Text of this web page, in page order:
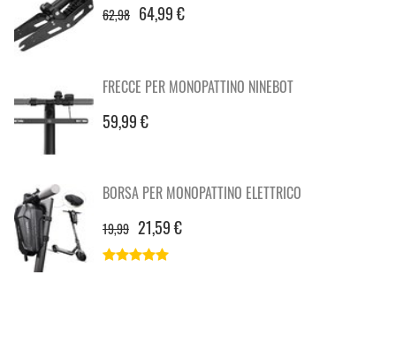
62,98 64,99 €
FRECCE PER MONOPATTINO NINEBOT
59,99 €
BORSA PER MONOPATTINO ELETTRICO
19,99 21,59 €